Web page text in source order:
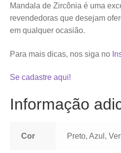
Mandala de Zircônia é uma
revendedoras que desejam
em qualquer ocasião.
Para mais dicas, nos siga no
Se cadastre aqui!
Informação
Cor Preto, Azul,